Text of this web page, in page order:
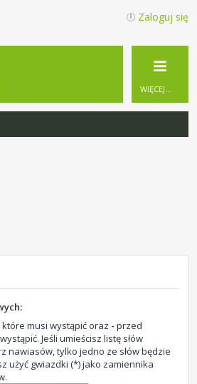
Zaloguj się
WIĘCEJ…
które musi wystąpić oraz - przed
Jeśli umieścisz listę słów
nawiasów, tylko jedno ze słów będzie
użyć gwiazdki (*) jako zamiennika